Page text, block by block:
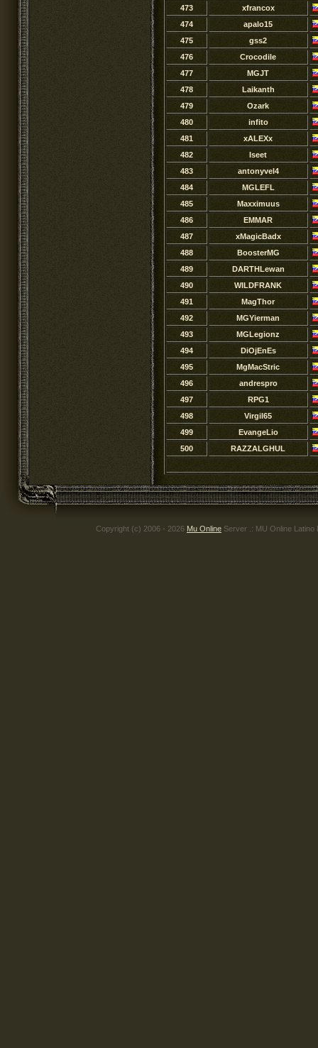
473
xfrancox
474
apalo15
475
gss2
476
Crocodile
477
MGJT
478
Laikanth
479
Ozark
480
infito
481
xALEXx
482
Iseet
483
antonyvel4
484
MGLEFL
485
Maxximuus
486
EMMAR
487
xMagicBadx
488
BoosterMG
489
DARTHLewan
490
WILDFRANK
491
MagThor
492
MGYierman
493
MGLegionz
494
DiOjEnEs
495
MgMacStric
496
andrespro
497
RPG1
498
Virgil65
499
EvangeLio
500
RAZZALGHUL
Copyright (c) 2006 - 2026 Mu Online Server .: MU Online